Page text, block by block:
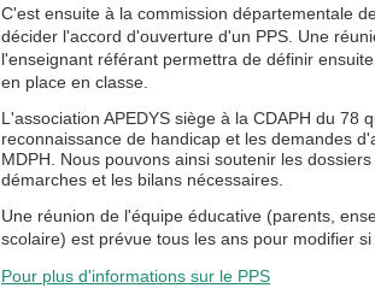
C'est ensuite à la commission départementale
décider l'accord d'ouverture d'un PPS. Une
l'enseignant référant permettra de définir
en place en classe.
L'association APEDYS siège à la CDAPH du 78
reconnaissance de handicap et les demandes
MDPH. Nous pouvons ainsi soutenir les
démarches et les bilans nécessaires.
Une réunion de l'équipe éducative (parents,
scolaire) est prévue tous les ans pour modifier
Pour plus d'informations sur le PPS